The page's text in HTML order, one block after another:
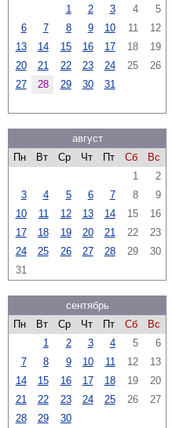
1
2 3 4
5
6
7 8 9 10 11
12
13
14 15 16 17 18
19
20
21 22 23 24 25
26
27
28 29 30 31
август
Пн
Вт Ср Чт Пт Сб
Вс
1
2
3
4 5 6 7 8
9
10
11 12 13 14 15
16
17
18 19 20 21 22
23
24
25 26 27 28 29
30
31
сентябрь
Пн
Вт Ср Чт Пт Сб
Вс
1
2 3 4 5
6
7
8 9 10 11 12
13
14
15 16 17 18 19
20
21
22 23 24 25 26
27
28
29 30